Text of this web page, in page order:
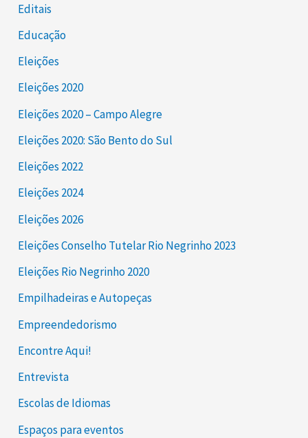
Editais
Educação
Eleições
Eleições 2020
Eleições 2020 – Campo Alegre
Eleições 2020: São Bento do Sul
Eleições 2022
Eleições 2024
Eleições 2026
Eleições Conselho Tutelar Rio Negrinho 2023
Eleições Rio Negrinho 2020
Empilhadeiras e Autopeças
Empreendedorismo
Encontre Aqui!
Entrevista
Escolas de Idiomas
Espaços para eventos